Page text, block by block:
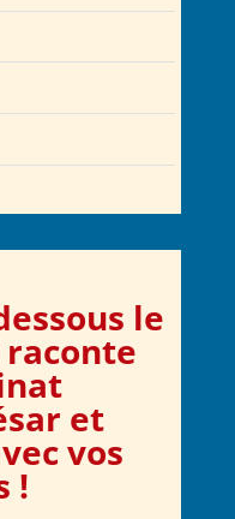
le
et
vos
!